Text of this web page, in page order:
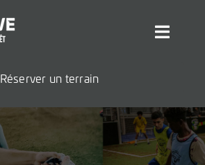
Réserver un terrain